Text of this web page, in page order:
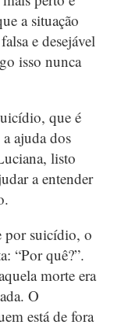
a situação
e desejável
isso nunca
que é
ajuda dos
listo
a entender
por suicídio, o
“Por quê?”.
morte era
O
está de fora